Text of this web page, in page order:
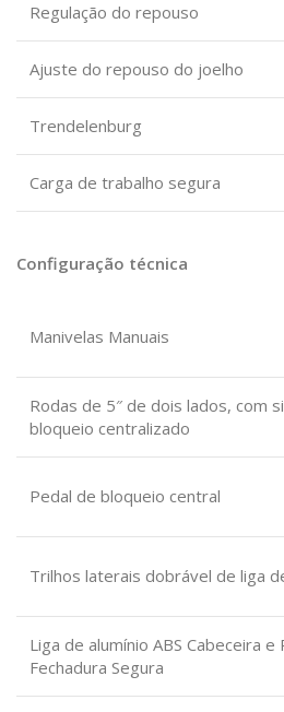
Regulação do repouso
Ajuste do repouso do joelho
Trendelenburg
Carga de trabalho segura
Configuração técnica
Manivelas Manuais
Rodas de 5″ de dois lados, com
bloqueio centralizado
Pedal de bloqueio central
Trilhos laterais dobrável de liga
Liga de alumínio ABS Cabeceira e
Fechadura Segura